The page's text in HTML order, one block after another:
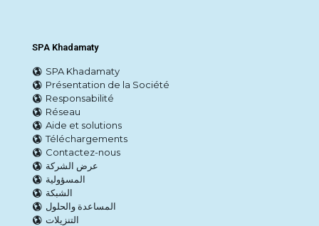
SPA Khadamaty
SPA Khadamaty
Présentation de la Société
Responsabilité
Réseau
Aide et solutions
Téléchargements
Contactez-nous
عرض الشركة
المسؤولية
الشبكة
المساعدة والحلول
التنزيلات